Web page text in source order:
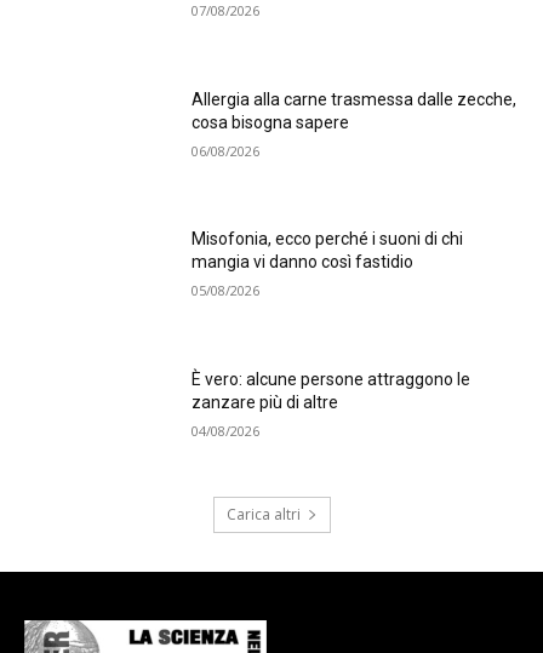
07/08/2026
Allergia alla carne trasmessa dalle zecche,
cosa bisogna sapere
06/08/2026
Misofonia, ecco perché i suoni di chi
mangia vi danno così fastidio
05/08/2026
È vero: alcune persone attraggono le
zanzare più di altre
04/08/2026
Carica altri